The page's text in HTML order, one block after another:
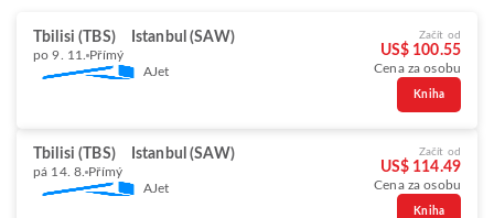
Tbilisi (TBS) Istanbul (SAW)
po 9. 11. Přímý
AJet
Začít od
US$ 100.55
Cena za osobu
Kniha
Tbilisi (TBS) Istanbul (SAW)
pá 14. 8. Přímý
AJet
Začít od
US$ 114.49
Cena za osobu
Kniha